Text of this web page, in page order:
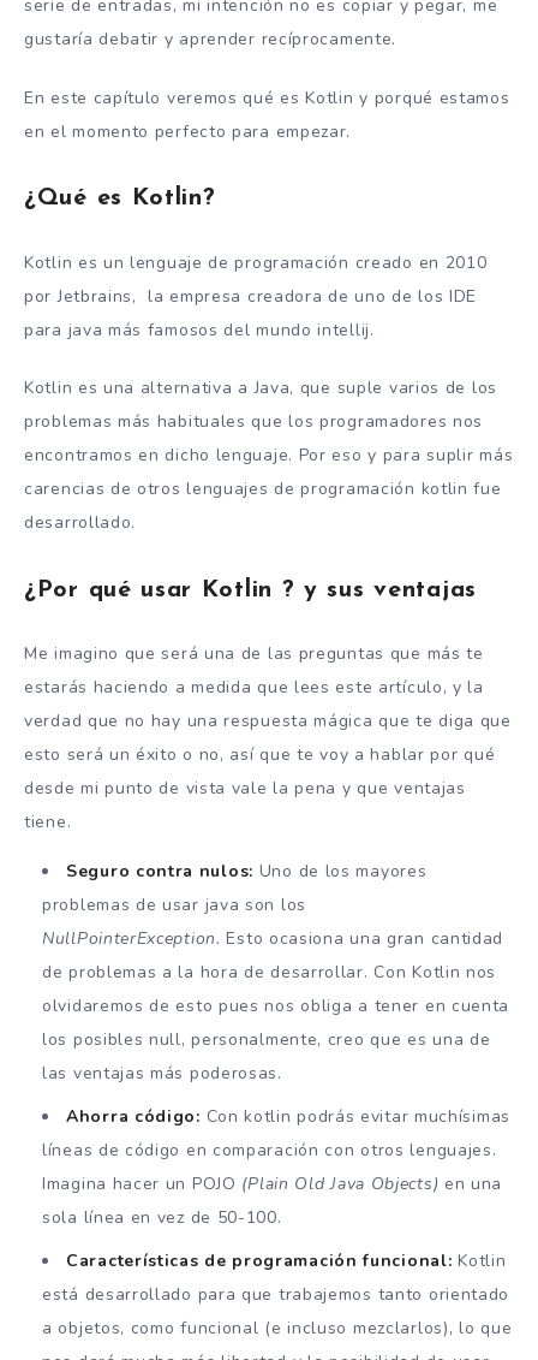
serie de entradas, mi intención no es copiar y pegar, me
gustaría debatir y aprender recíprocamente.
En este capítulo veremos qué es Kotlin y porqué estamos
en el momento perfecto para empezar.
¿Qué es Kotlin?
Kotlin es un lenguaje de programación creado en 2010
por Jetbrains, la empresa creadora de uno de los IDE
para java más famosos del mundo intellij.
Kotlin es una alternativa a Java, que suple varios de los
problemas más habituales que los programadores nos
encontramos en dicho lenguaje. Por eso y para suplir más
carencias de otros lenguajes de programación kotlin fue
desarrollado.
¿Por qué usar Kotlin ? y sus ventajas
Me imagino que será una de las preguntas que más te
estarás haciendo a medida que lees este artículo, y la
verdad que no hay una respuesta mágica que te diga que
esto será un éxito o no, así que te voy a hablar por qué
desde mi punto de vista vale la pena y que ventajas
tiene.
Seguro contra nulos: Uno de los mayores
problemas de usar java son los
NullPointerException.Esto ocasiona una gran cantidad
de problemas a la hora de desarrollar. Con Kotlin nos
olvidaremos de esto pues nos obliga a tener en cuenta
los posibles null, personalmente, creo que es una de
las ventajas más poderosas.
Ahorra código: Con kotlin podrás evitar muchísimas
líneas de código en comparación con otros lenguajes.
Imagina hacer un POJO (Plain Old Java Objects) en una
sola línea en vez de 50-100.
Características de programación funcional:Kotlin
está desarrollado para que trabajemos tanto orientado
a objetos, como funcional (e incluso mezclarlos), lo que